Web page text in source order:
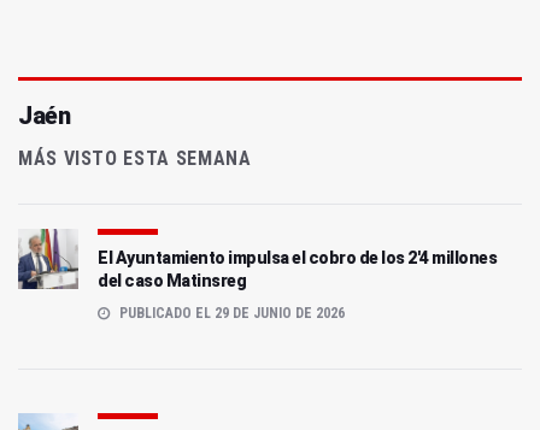
Jaén
MÁS VISTO ESTA SEMANA
El Ayuntamiento impulsa el cobro de los 2'4 millones
del caso Matinsreg
PUBLICADO EL 29 DE JUNIO DE 2026